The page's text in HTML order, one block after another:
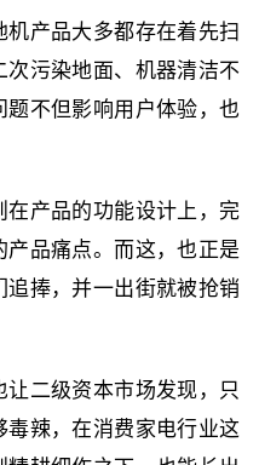
产品大多都存在着先扫
污染地面、机器清洁不
不但影响用户体验，也
产品的功能设计上，完
品痛点。而这，也正是
捧，并一出街就被抢销
二级资本市场发现，只
辣，在消费家电行业这